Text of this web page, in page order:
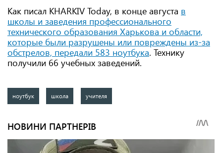
Как писал KHARKIV Today, в конце августа в
школы и заведения профессионального
технического образования Харькова и области,
которые были разрушены или повреждены из-за
обстрелов, передали 583 ноутбука. Технику
получили 66 учебных заведений.
ноутбук школа учителя